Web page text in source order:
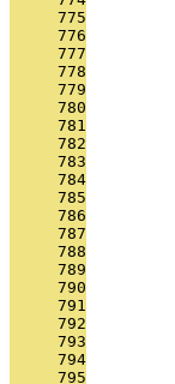
     775
     776
     777
     778
     779
     780
     781
     782
     783
     784
     785
     786
     787
     788
     789
     790
     791
     792
     793
     794
     795